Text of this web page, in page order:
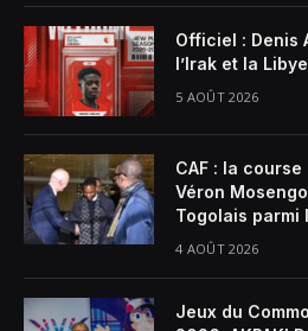
Officiel : Denis
l’Irak et la Libye
5 AOÛT 2026
CAF : la
Véron
Togolais parmi
4 AOÛT 2026
Jeux du